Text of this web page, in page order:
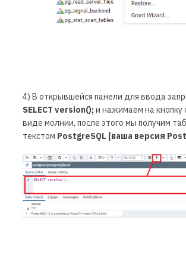
4) В открывшейся панели для ввода
SELECT version();и нажимаем на кнопку
виде молнии, после этого мы получим
текстом PostgreSQL [ваша версия